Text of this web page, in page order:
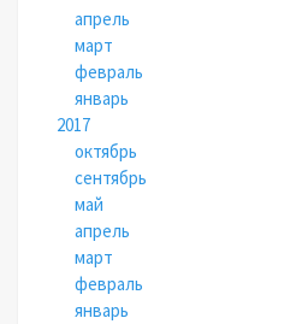
апрель
март
февраль
январь
2017
октябрь
сентябрь
май
апрель
март
февраль
январь